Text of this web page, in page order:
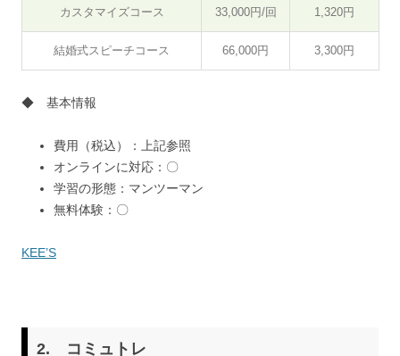
カスタマイズコース 33,000円/回 1,320円
結婚式スピーチコース 66,000円 3,300円
◆ 基本情報
費用（税込）：上記参照
オンラインに対応：〇
学習の形態：マンツーマン
無料体験：〇
KEE’S
2. コミュトレ